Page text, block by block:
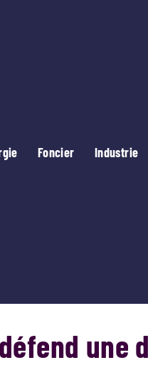
Foncier Industrie
une